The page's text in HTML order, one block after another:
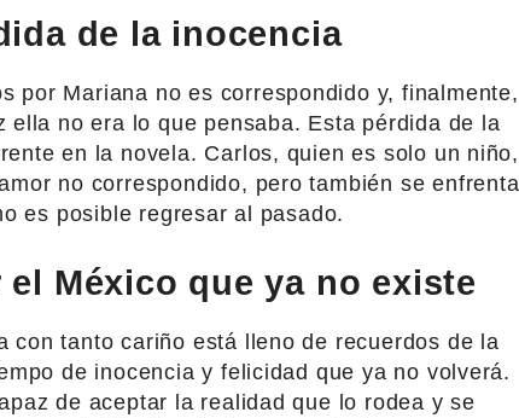
de la inocencia
por Mariana no es correspondido y, finalmente,
ella no era lo que pensaba. Esta pérdida de la
en la novela. Carlos, quien es solo un niño,
no correspondido, pero también se enfrenta
es posible regresar al pasado.
México que ya no existe
con tanto cariño está lleno de recuerdos de la
de inocencia y felicidad que ya no volverá.
de aceptar la realidad que lo rodea y se